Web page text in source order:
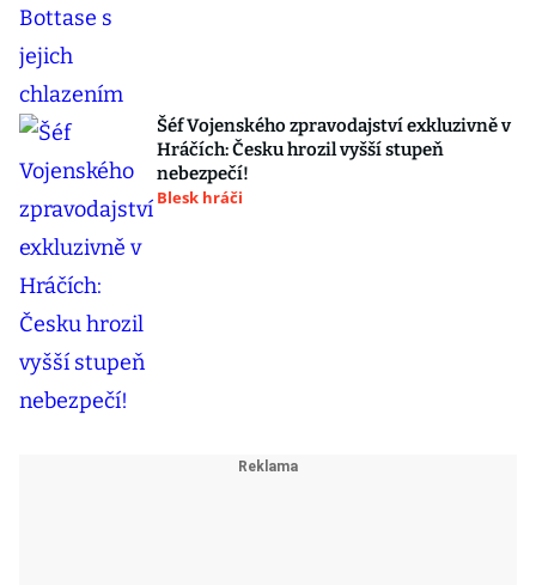
Šéf Vojenského zpravodajství exkluzivně v
Hráčích: Česku hrozil vyšší stupeň
nebezpečí!
Blesk hráči